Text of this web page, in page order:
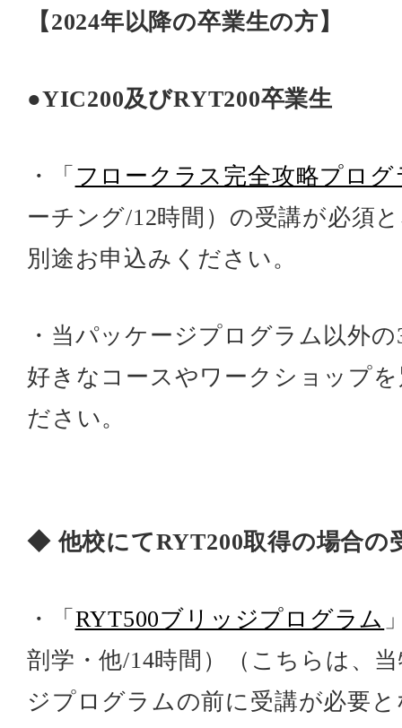
【2024年以降の卒業生の方】
●YIC200及びRYT200卒業生
・「 フロークラス完全攻略プログ
ーチング/12時間）の受講が必須
別途お申込みください。
・当パッケージプログラム以外
好きなコースやワークショップ
ださい。
◆ 他校にてRYT200取得の場合の
・「 RYT500ブリッジプログラム
剖学・他/14時間）（こちらは、
ジプログラムの前に受講が必要